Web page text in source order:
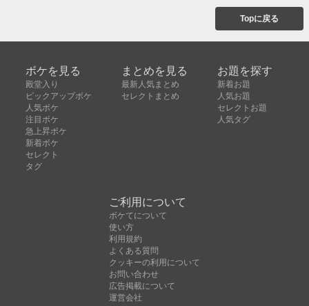
Topに戻る
ボケを見る
殿堂入り
ピックアップボケ
人気ボケ
注目ボケ
急上昇ボケ
新着ボケ
セレクト
タグ
まとめを見る
最新人気まとめ
セレクトまとめ
お題を探す
新着お題
人気お題
セレクトお題
人気タグ
ご利用について
ボケてについて
使い方
利用規約
よくある質問
クッキーの利用について
お問い合わせ
広告掲載について
運営会社